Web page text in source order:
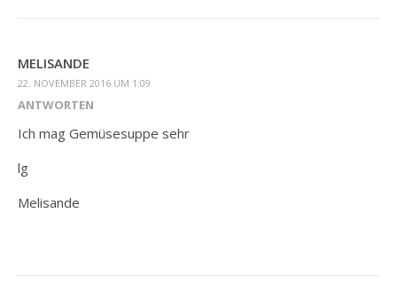
MELISANDE
22. NOVEMBER 2016 UM 1:09
ANTWORTEN
Ich mag Gemüsesuppe sehr
lg
Melisande